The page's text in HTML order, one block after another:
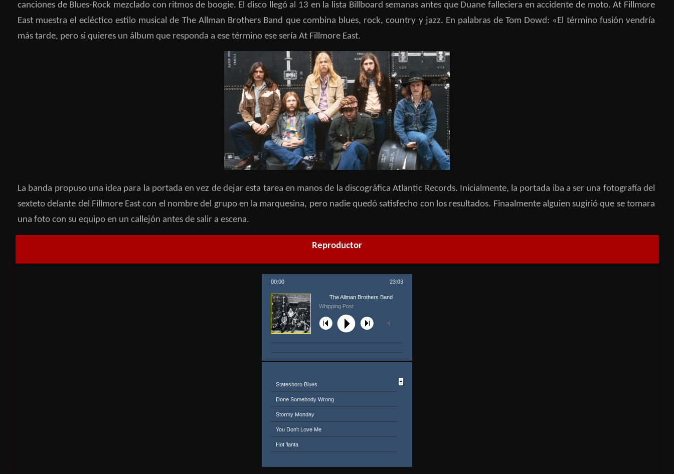
canciones de Blues-Rock mezclado con ritmos de boogie. El disco llegó al 13 en la lista Billboard semanas antes que Duane falleciera en accidente de moto. At Fillmore
East muestra el ecléctico estilo musical de The Allman Brothers Band que combina blues, rock, country y jazz. En palabras de Tom Dowd: «El término fusión vendría
más tarde, pero si quieres un álbum que responda a ese término ese sería At Fillmore East.
La banda propuso una idea para la portada en vez de dejar esta tarea en manos de la discográfica Atlantic Records.​ Inicialmente, la portada iba a ser una fotografía del
sexteto delante del Fillmore East con el nombre del grupo en la marquesina, pero nadie quedó satisfecho con los resultados.​ Finaalmente alguien sugirió que se tomara
una foto con su equipo en un callejón antes de salir a escena.
Reproductor
00:00 23:03
Whipping Post
The Allman Brothers Band
Statesboro Blues
Done Somebody Wrong
Stormy Monday
You Don't Love Me
Hot 'lanta